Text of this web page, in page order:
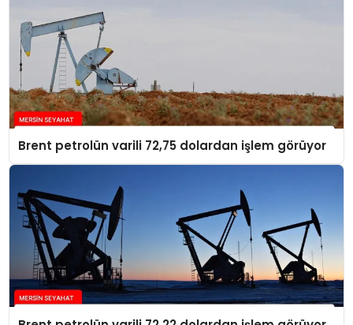
Brent petrolün varili 72,75 dolardan işlem görüyor